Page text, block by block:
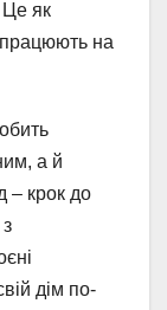
як
працюють на
а й
– крок до
дім по-